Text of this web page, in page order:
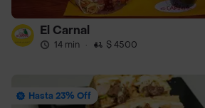
El Carnal
14 min · $ 4500
Hasta 23% Off